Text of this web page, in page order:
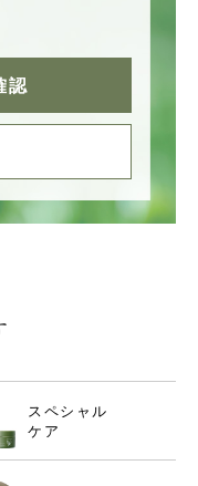
認
スペシャル
ケア